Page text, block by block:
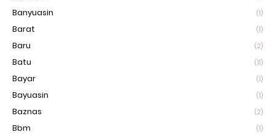
Banyuasin (1)
Barat (1)
Baru (2)
Batu (11)
Bayar (1)
Bayuasin (1)
Baznas (2)
Bbm (1)